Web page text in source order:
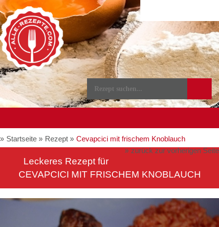
Startseite Rezept
Cevapcici mit frischem Knoblauch
zurück zur vorherigen Seite
Leckeres Rezept für
CEVAPCICI MIT FRISCHEM KNOBLAUCH